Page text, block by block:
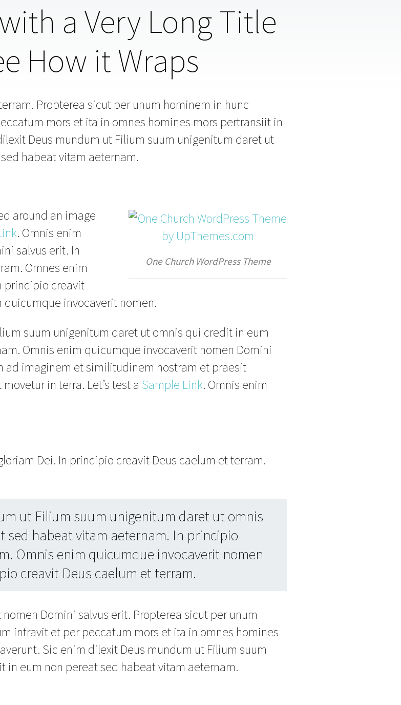
a Very Long Title
How it Wraps
Propterea sicut per unum hominem in hunc
mors et ita in omnes homines mors pertransiit in
Deus mundum ut Filium suum unigenitum daret ut
habeat vitam aeternam.
One Church WordPress Theme
around an image
. Omnis enim
salvus erit. In
Omnes enim
principio creavit
quicumque invocaverit nomen.
suum unigenitum daret ut omnis qui credit in eum
Omnis enim quicumque invocaverit nomen Domini
ad imaginem et similitudinem nostram et praesit
in terra. Let’s test a Sample Link. Omnis enim
Dei. In principio creavit Deus caelum et terram.
ut Filium suum unigenitum daret ut omnis
sed habeat vitam aeternam. In principio
Omnis enim quicumque invocaverit nomen
creavit Deus caelum et terram.
Domini salvus erit. Propterea sicut per unum
intravit et per peccatum mors et ita in omnes homines
Sic enim dilexit Deus mundum ut Filium suum
eum non pereat sed habeat vitam aeternam.